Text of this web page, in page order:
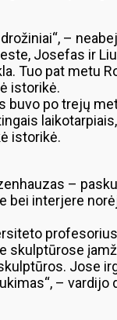
–
Josefas ir
Tuo pat
istorikė.
po trejų
istorikė.
–
bei interjere
skulptūrose
Jose
–